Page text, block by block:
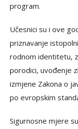
program.
Učesnici su i ove
priznavanje
rodnom identitetu,
porodici, uvođenje
izmjene Zakona o
po evropskim
Sigurnosne mjere